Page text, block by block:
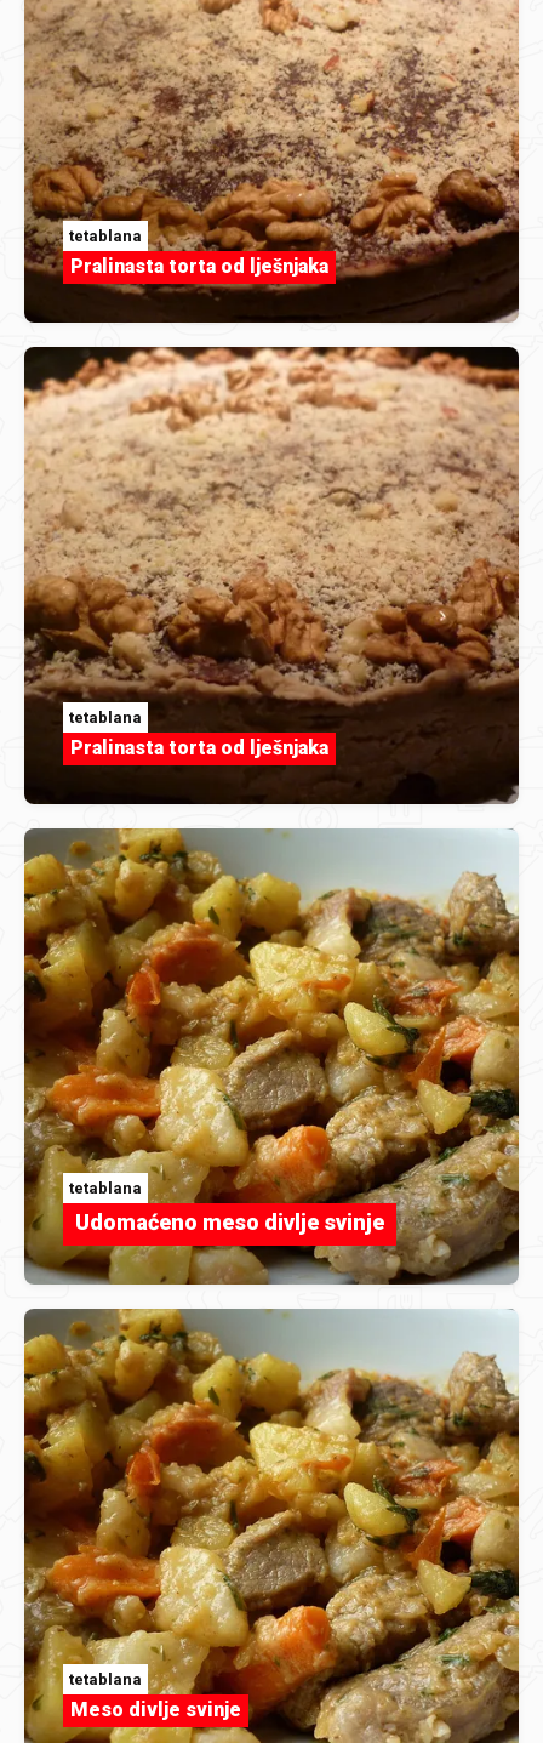
tetablana
Pralinasta torta od lješnjaka
tetablana
Pralinasta torta od lješnjaka
tetablana
Udomaćeno meso divlje svinje
tetablana
Meso divlje svinje